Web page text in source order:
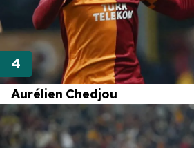
Aurélien Chedjou